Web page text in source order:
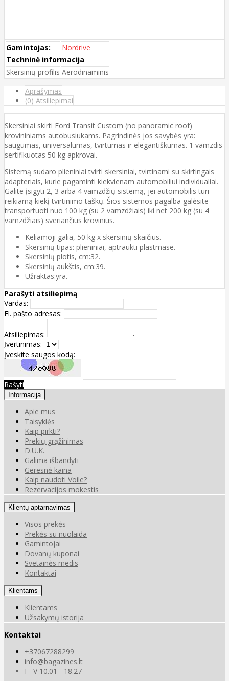
Gamintojas:
Nordrive
Techninė informacija
Skersinių profilis Aerodinaminis
Aprašymas
(0) Atsiliepimai
Skersiniai skirti Ford Transit Custom (no panoramic roof)
krovininiams autobusiukams. Pagrindinės jos savybės yra:
saugumas, universalumas, tvirtumas ir elegantiškumas. 1 vamzdis
sertifikuotas 50 kg apkrovai.
Sistemą sudaro plieniniai tvirti skersiniai, tvirtinami su skirtingais
adapteriais, kurie pagaminti kiekvienam automobiliui individualiai.
Galite įsigyti 2, 3 arba 4 vamzdžių sistemą, jei automobilis turi
reikiamą kiekį tvirtinimo taškų. Šios sistemos pagalba galėsite
transportuoti nuo 100 kg (su 2 vamzdžiais) iki net 200 kg (su 4
vamzdžiais) sveriančius krovinius.
Keliamoji galia, 50 kg x skersinių skaičius.
Skersinių tipas: plieniniai, aptraukti plastmase.
Skersinių plotis, cm:32.
Skersinių aukštis, cm:39.
Užraktas:yra.
Parašyti atsiliepimą
Vardas:
El. pašto adresas:
Atsiliepimas:
Įvertinimas:
Įveskite saugos kodą:
Rašyti
Informacija
Apie mus
Taisyklės
Kaip pirkti?
Prekių grąžinimas
D.U.K.
Galima išbandyti
Geresnė kaina
Kaip naudoti Voile?
Rezervacijos mokestis
Klientų aptarnavimas
Visos prekės
Prekės su nuolaida
Gamintojai
Dovanų kuponai
Svetainės medis
Kontaktai
Klientams
Klientams
Užsakymų istorija
Kontaktai
+37067288299
info@bagazines.lt
I - V 10.01 - 18.27